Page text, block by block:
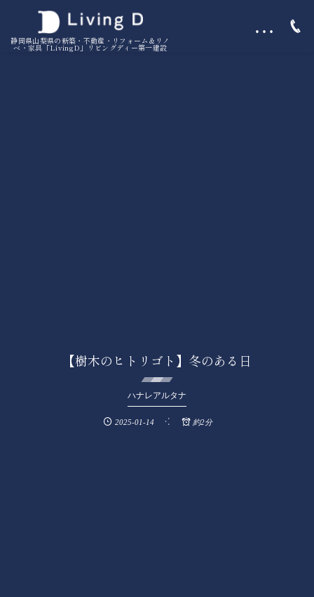
静岡県山梨県の新築・不動産・リフォーム＆リノ
ベ・家具「LivingD」リビングディー第一建設
…
【樹木のヒトリゴト】冬のある日
ハナレアルタナ
2025-01-14 約2分